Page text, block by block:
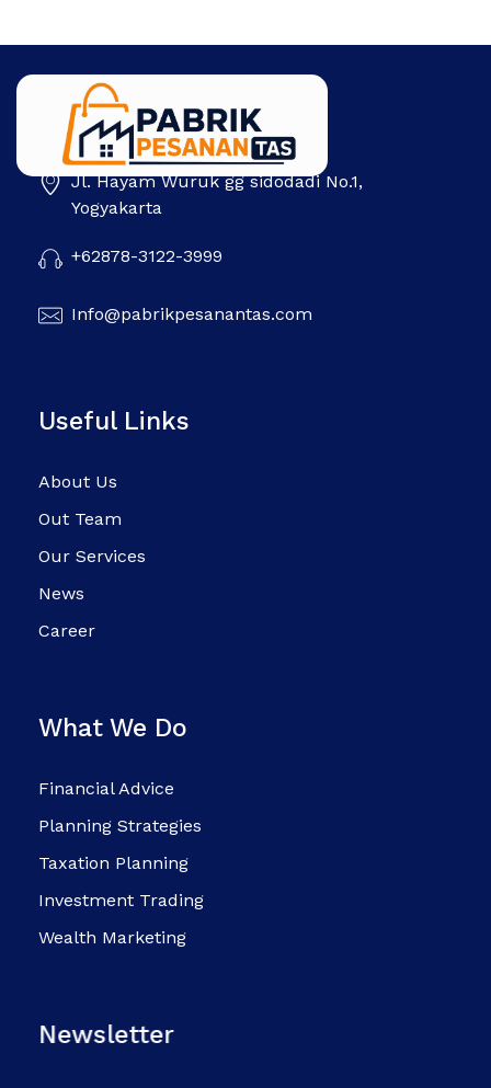
Pabrik Pesanan Tas Jl. Hayam Wuruk gg sidodadi No.1,
Yogyakarta
+62878-3122-3999
Info@pabrikpesanantas.com
Useful Links
About Us
Out Team
Our Services
News
Career
What We Do
Financial Advice
Planning Strategies
Taxation Planning
Investment Trading
Wealth Marketing
Newsletter